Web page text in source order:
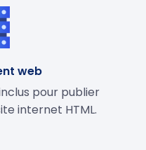
web
pour publier
internet HTML.